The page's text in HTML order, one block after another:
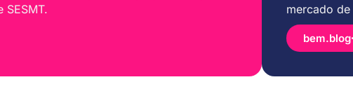
SESMT.
mercado de
bem.blog